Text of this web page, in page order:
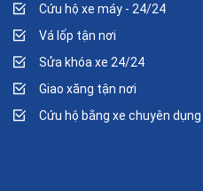
Cứu hộ xe máy - 24/24
Vá lốp tận nơi
Sửa khóa xe 24/24
Giao xăng tận nơi
Cứu hộ bằng xe chuyên dụng